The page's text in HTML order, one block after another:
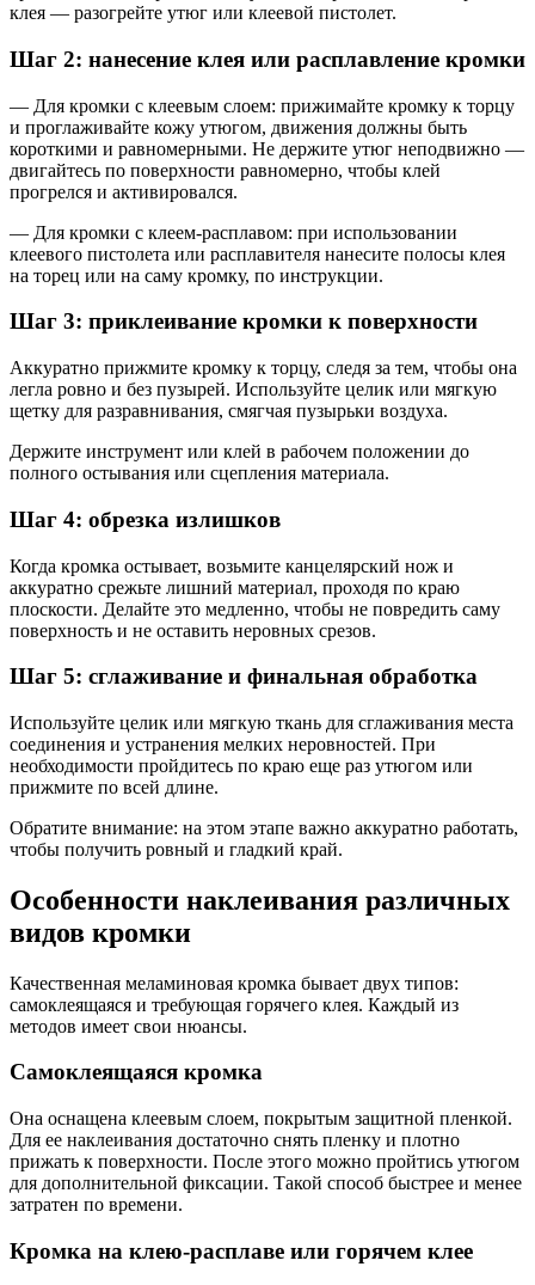
клея — разогрейте утюг или клеевой пистолет.
Шаг 2: нанесение клея или расплавление кромки
— Для кромки с клеевым слоем: прижимайте кромку к торцу
и проглаживайте кожу утюгом, движения должны быть
короткими и равномерными. Не держите утюг неподвижно —
двигайтесь по поверхности равномерно, чтобы клей
прогрелся и активировался.
— Для кромки с клеем-расплавом: при использовании
клеевого пистолета или расплавителя нанесите полосы клея
на торец или на саму кромку, по инструкции.
Шаг 3: приклеивание кромки к поверхности
Аккуратно прижмите кромку к торцу, следя за тем, чтобы она
легла ровно и без пузырей. Используйте целик или мягкую
щетку для разравнивания, смягчая пузырьки воздуха.
Держите инструмент или клей в рабочем положении до
полного остывания или сцепления материала.
Шаг 4: обрезка излишков
Когда кромка остывает, возьмите канцелярский нож и
аккуратно срежьте лишний материал, проходя по краю
плоскости. Делайте это медленно, чтобы не повредить саму
поверхность и не оставить неровных срезов.
Шаг 5: сглаживание и финальная обработка
Используйте целик или мягкую ткань для сглаживания места
соединения и устранения мелких неровностей. При
необходимости пройдитесь по краю еще раз утюгом или
прижмите по всей длине.
Обратите внимание: на этом этапе важно аккуратно работать,
чтобы получить ровный и гладкий край.
Особенности наклеивания различных
видов кромки
Качественная меламиновая кромка бывает двух типов:
самоклеящаяся и требующая горячего клея. Каждый из
методов имеет свои нюансы.
Самоклеящаяся кромка
Она оснащена клеевым слоем, покрытым защитной пленкой.
Для ее наклеивания достаточно снять пленку и плотно
прижать к поверхности. После этого можно пройтись утюгом
для дополнительной фиксации. Такой способ быстрее и менее
затратен по времени.
Кромка на клею-расплаве или горячем клее